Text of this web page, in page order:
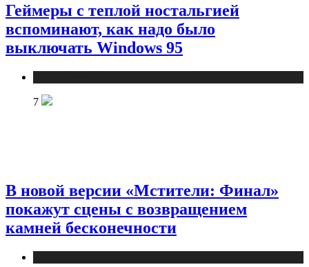
Геймеры с теплой ностальгией
вспоминают, как надо было
выключать Windows 95
7
В новой версии «Мстители: Финал»
покажут сцены с возвращением
камней бесконечности